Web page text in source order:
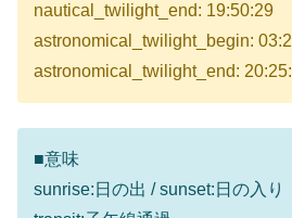
nautical_twilight_end: 19:50:29
astronomical_twilight_begin:
astronomical_twilight_end:
■意味
sunrise:日の出 / sunset:日の入り